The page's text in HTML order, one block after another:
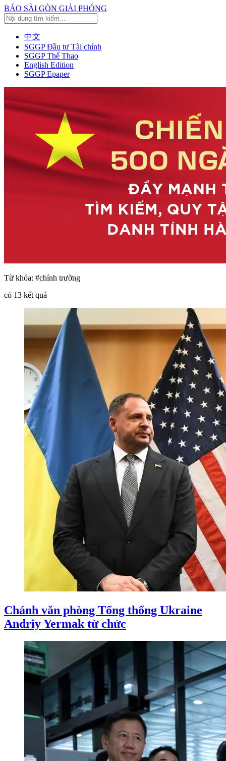
BÁO SÀI GÒN GIẢI PHÓNG
中文
SGGP Đầu tư Tài chính
SGGP Thể Thao
English Edition
SGGP Epaper
Từ khóa: #chính trường
có 13 kết quả
Chánh văn phòng Tổng thống Ukraine
Andriy Yermak từ chức